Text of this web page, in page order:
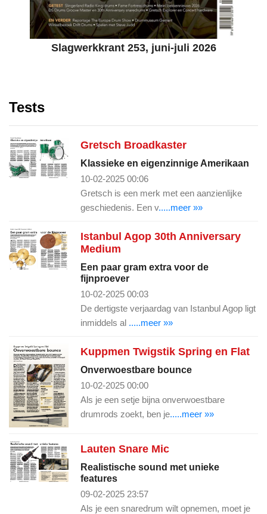
Slagwerkkrant 253, juni-juli 2026
Tests
Gretsch Broadkaster
Klassieke en eigenzinnige Amerikaan
10-02-2025 00:06
Gretsch is een merk met een aanzienlijke
geschiedenis. Een v.....meer »»
Istanbul Agop 30th Anniversary
Medium
Een paar gram extra voor de
fijnproever
10-02-2025 00:03
De dertigste verjaardag van Istanbul Agop ligt
inmiddels al .....meer »»
Kuppmen Twigstik Spring en Flat
Onverwoestbare bounce
10-02-2025 00:00
Als je een setje bijna onverwoestbare
drumrods zoekt, ben je.....meer »»
Lauten Snare Mic
Realistische sound met unieke
features
09-02-2025 23:57
Als je een snaredrum wilt opnemen, moet je